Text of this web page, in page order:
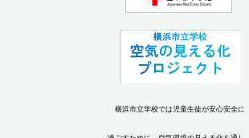
横浜市立学校では児童生徒が安心安全に